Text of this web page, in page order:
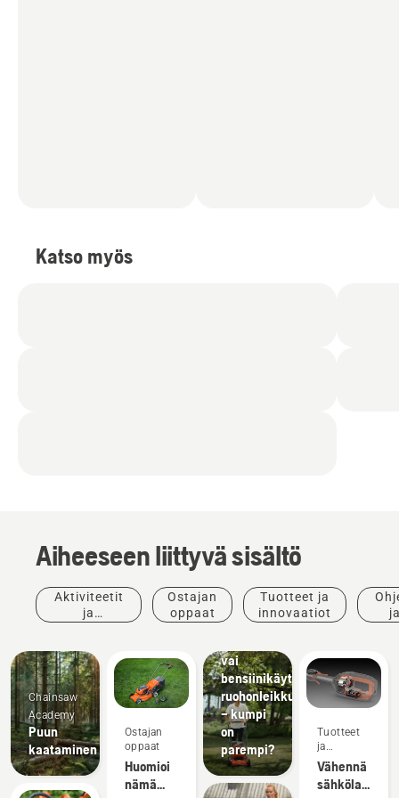
Katso myös
Aiheeseen liittyvä sisältö
Aktiviteetit
ja
Ostajan
oppaat
Tuotteet ja
innovaatiot
Chainsaw
Academy
Puun
kaataminen
Ostajan
oppaat
Huomioi
nämä
vai
bensiinikäyttöinen
ruohonleikkuri
– kumpi
on
parempi?
Tuotteet
ja
innovaatiot
Vähennä